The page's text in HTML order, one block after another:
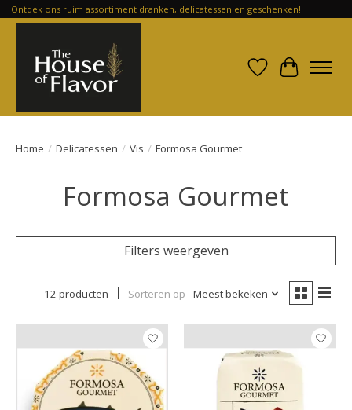
Ontdek ons ruim assortiment dranken, delicatessen en geschenken!
Verlanglijst
Home / Delicatessen / Vis / Formosa Gourmet
Formosa Gourmet
Filters weergeven
12 producten Sorteren op Meest bekeken